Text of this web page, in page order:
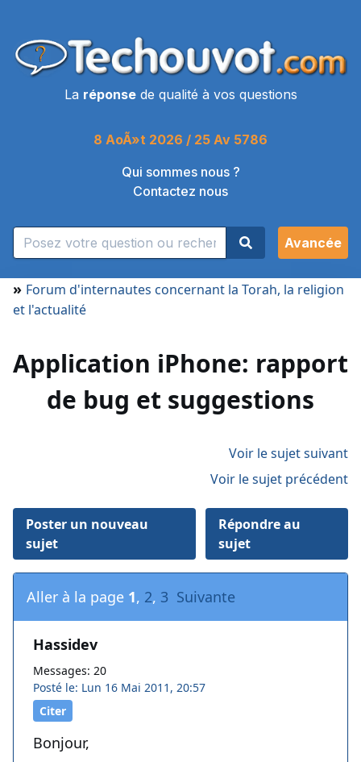
La réponsede qualité à vos questions
8 AoÃ»t 2026 / 25 Av 5786
Qui sommes nous ?
Contactez nous
Avancée
» Forum d'internautes concernant la Torah, la religion
et l'actualité
Application iPhone: rapport
de bug et suggestions
Voir le sujet suivant
Voir le sujet précédent
Poster un nouveau
sujet
Répondre au
sujet
Aller à la page 1, 2, 3 Suivante
Hassidev
Messages: 20
Posté le: Lun 16 Mai 2011, 20:57
Citer
Bonjour,